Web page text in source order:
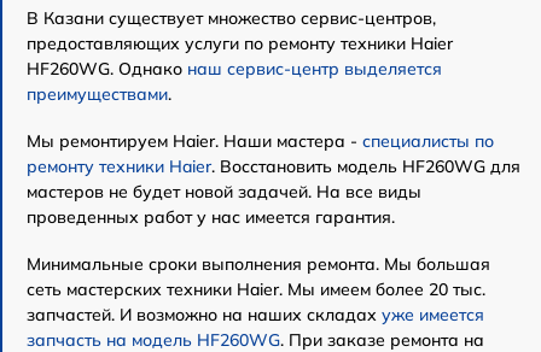
В Казани существует множество сервис-центров,
предоставляющих услуги по ремонту техники Haier
HF260WG. Однако наш сервис-центр выделяется
преимуществами.
Мы ремонтируем Haier. Наши мастера - специалисты по
ремонту техники Haier. Восстановить модель HF260WG для
мастеров не будет новой задачей. На все виды
проведенных работ у нас имеется гарантия.
Минимальные сроки выполнения ремонта. Мы большая
сеть мастерских техники Haier. Мы имеем более 20 тыс.
запчастей. И возможно на наших складах уже имеется
запчасть на модель HF260WG. При заказе ремонта на